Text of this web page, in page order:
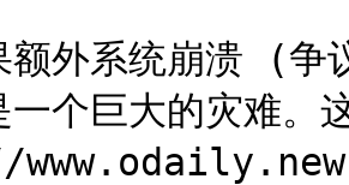
额外系统崩溃 (
一个巨大的灾难。